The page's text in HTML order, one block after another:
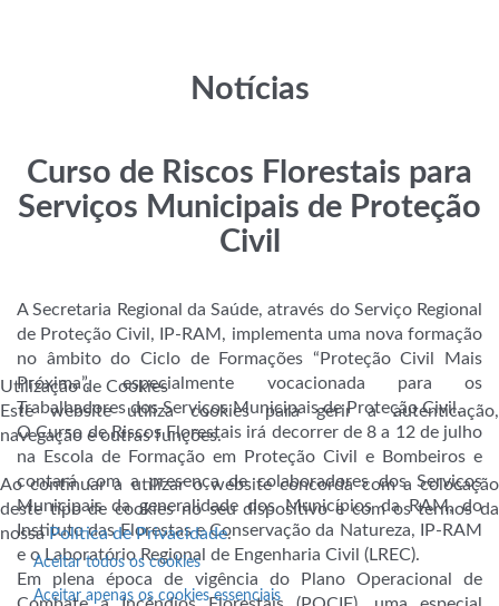
Notícias
Curso de Riscos Florestais para
Serviços Municipais de Proteção
Civil
A Secretaria Regional da Saúde, através do Serviço Regional
de Proteção Civil, IP-RAM, implementa uma nova formação
no âmbito do Ciclo de Formações “Proteção Civil Mais
Próxima”, especialmente vocacionada para os
Trabalhadores dos Serviços Municipais de Proteção Civil.
O Curso de Riscos Florestais irá decorrer de 8 a 12 de julho
na Escola de Formação em Proteção Civil e Bombeiros e
contará com a presença de colaboradores dos Serviços
Municipais da generalidade dos Municípios da RAM, do
Instituto das Florestas e Conservação da Natureza, IP-RAM
e o Laboratório Regional de Engenharia Civil (LREC).
Em plena época de vigência do Plano Operacional de
Utilização de Cookies
Este website utiliza cookies para gerir a autenticação,
navegação e outras funções.
Ao continuar a utilizar o website concorda com a colocação
deste tipo de cookies no seu dispositivo e com os termos da
nossaPolítica de Privacidade.
Aceitar todos os cookies
Aceitar apenas os cookies essenciais